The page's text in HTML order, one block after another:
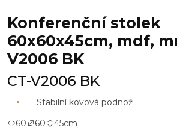
Konferenční stolek
60x60x45cm, mdf,
V2006 BK
CT-V2006 BK
Stabilní kovová podnož
60
60 45cm